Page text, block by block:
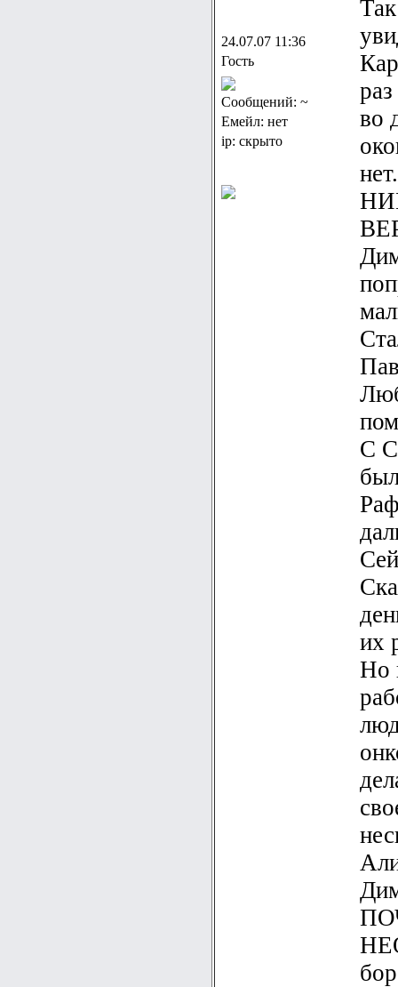
24.07.07 11:36
Гость
Сообщений: ~
Емейл: нет
ip: скрыто
во
С
их
Но